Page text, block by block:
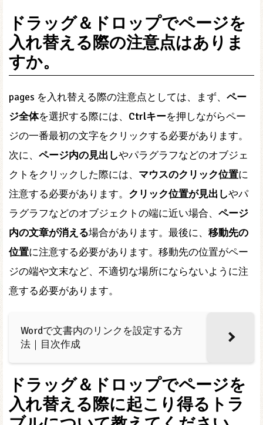
ドラッグ＆ドロップでページを
入れ替える際の注意点はありま
すか。
pages を入れ替える際の注意点としては、まず、 ペー
ジ全体を選択する際には、 Ctrlキーを押しながらペー
ジの一番最初の文字をクリックする必要があります。
次に、 ページ内の見出しやパラグラフなどのオブジェ
クトをクリックした際には、 マウスのクリック位置に
注意する必要があります。 クリック位置が見出しやパ
ラグラフなどのオブジェクトの端に近い場合、 ページ
内の文章が消える場合があります。最後に、 移動先の
位置に注意する必要があります。移動先の位置がペー
ジの端や文末など、不適切な場所にならないように注
意する必要があります。
Wordで文書内のリンクを設定する方
法｜目次作成
ドラッグ＆ドロップでページを
入れ替える際に起こり得るトラ